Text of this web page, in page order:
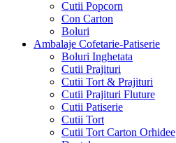
Cutii Popcorn
Con Carton
Boluri
Ambalaje Cofetarie-Patiserie
Boluri Inghetata
Cutii Prajituri
Cutii Tort & Prajituri
Cutii Prajituri Fluture
Cutii Patiserie
Cutii Tort
Cutii Tort Carton Orhidee